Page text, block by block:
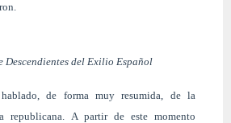
Descendientes del Exilio Español
de forma muy resumida, de la
republicana. A partir de este momento